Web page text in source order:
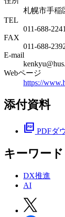
札幌市手稲
TEL
011-688-2241
FAX
011-688-
E-mail
Webページ
https://
添付資料
picture_as_pdf PDFダ
キーワード
DX推進
AI